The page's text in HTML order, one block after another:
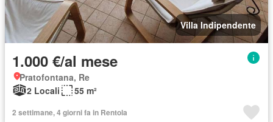
Villa Indipendente
1.000 €/al mese
Pratofontana, Re
2 Locali
55 m²
2 settimane, 4 giorni fa in Rentola